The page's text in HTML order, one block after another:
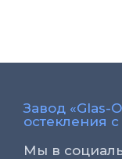
Завод «Glas-
остекления с
Мы в